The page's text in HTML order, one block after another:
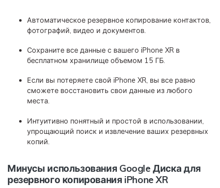
Автоматическое резервное копирование контактов,
фотографий, видео и документов.
Сохраните все данные с вашего iPhone XR в
бесплатном хранилище объемом 15 ГБ.
Если вы потеряете свой iPhone XR, вы все равно
сможете восстановить свои данные из любого
места.
Интуитивно понятный и простой в использовании,
упрощающий поиск и извлечение ваших резервных
копий.
Минусы использования Google Диска для
резервного копирования iPhone XR